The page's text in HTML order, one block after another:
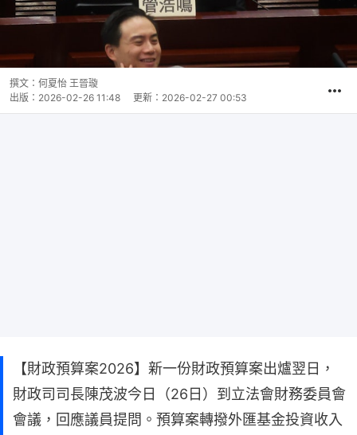
撰文： 何夏怡 王晉璇
出版： 2026-02-26 11:48 更新： 2026-02-27 00:53
【財政預算案2026】新一份財政預算案出爐翌日，
財政司司長陳茂波今日（26日）到立法會財務委員會
會議，回應議員提問。預算案轉撥外匯基金投資收入